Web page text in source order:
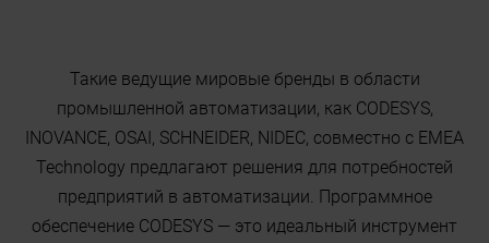
Такие ведущие мировые бренды в области
промышленной автоматизации, как CODESYS,
INOVANCE, OSAI, SCHNEIDER, NIDEC, совместно с EMEA
Technology предлагают решения для потребностей
предприятий в автоматизации. Программное
обеспечение CODESYS — это идеальный инструмент